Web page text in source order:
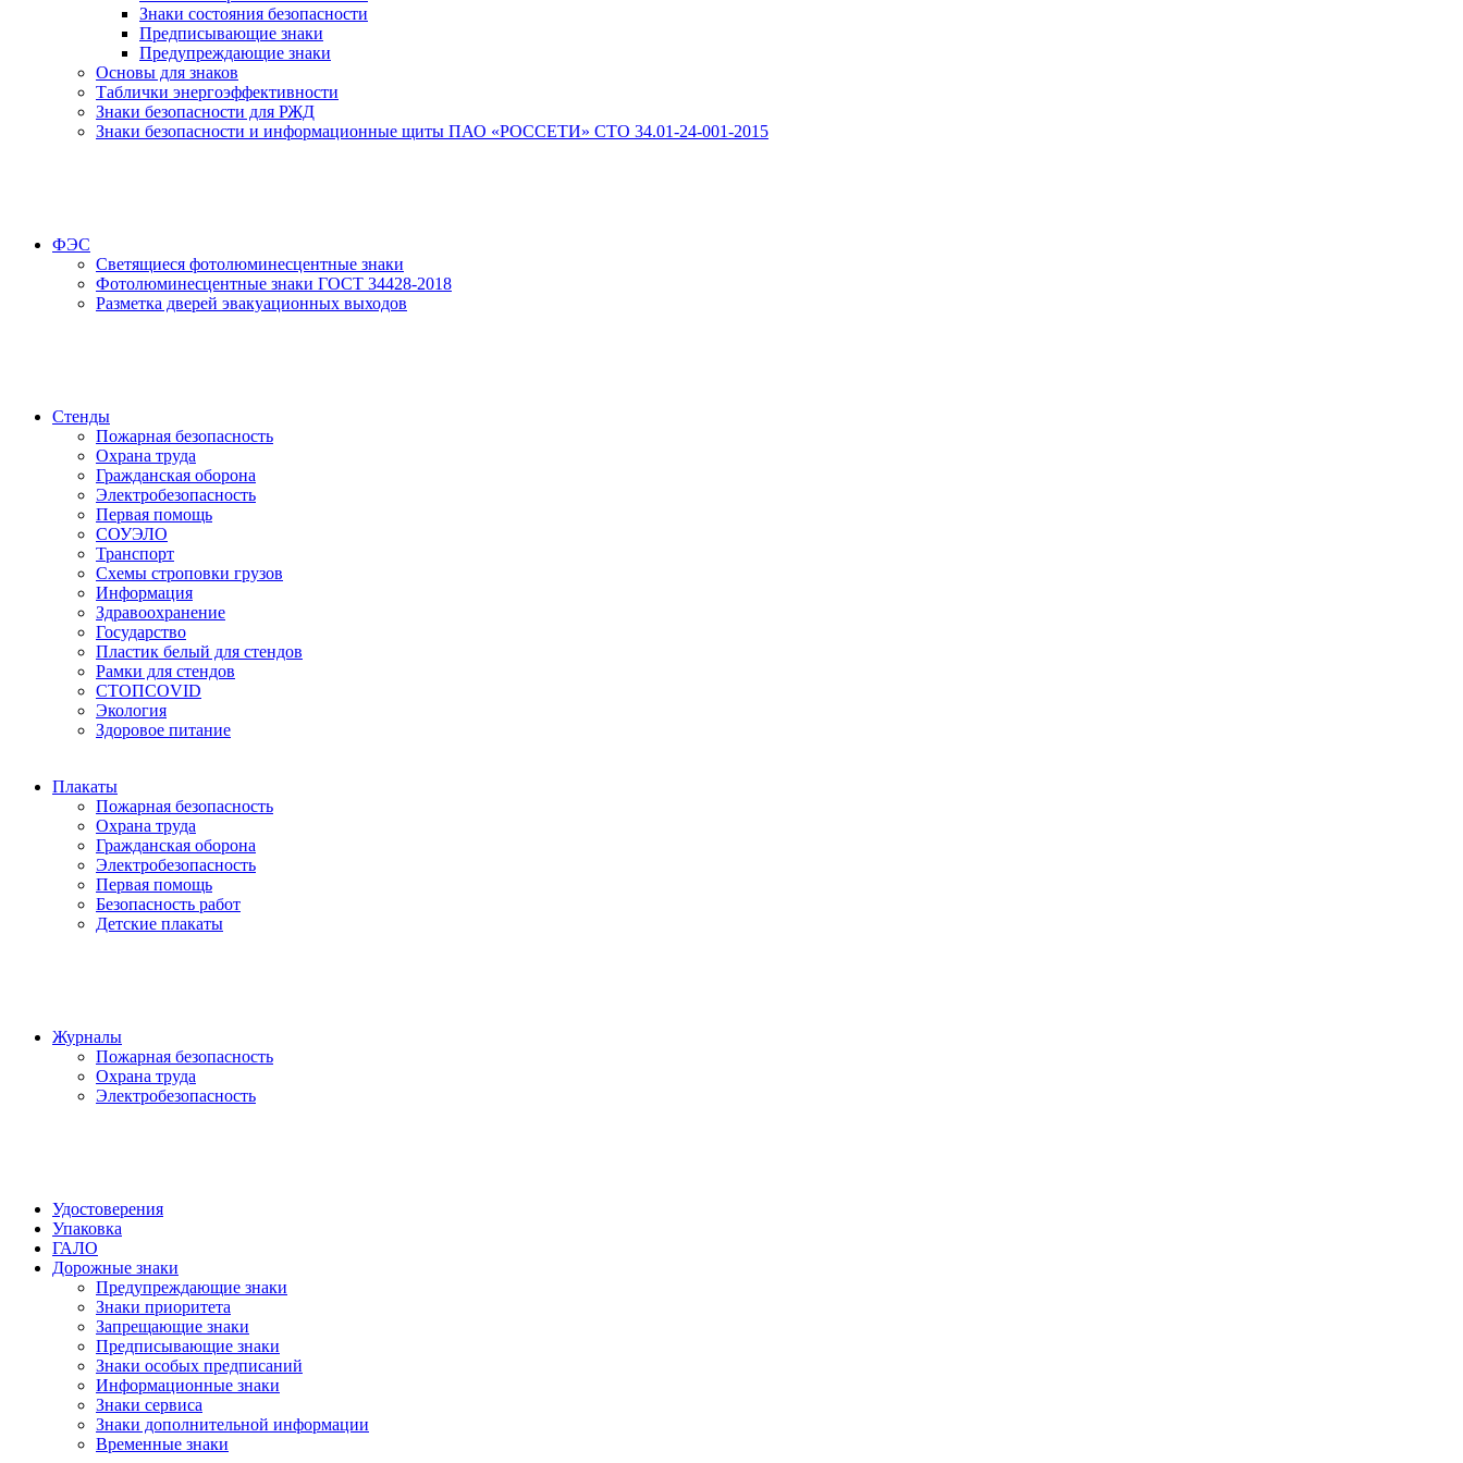
Знаки состояния безопасности
Предписывающие знаки
Предупреждающие знаки
Основы для знаков
Таблички энергоэффективности
Знаки безопасности для РЖД
Знаки безопасности и информационные щиты ПАО «РОССЕТИ» СТО 34.01-24-001-2015
ФЭС
Светящиеся фотолюминесцентные знаки
Фотолюминесцентные знаки ГОСТ 34428-2018
Разметка дверей эвакуационных выходов
Стенды
Пожарная безопасность
Охрана труда
Гражданская оборона
Электробезопасность
Первая помощь
СОУЭЛО
Транспорт
Схемы строповки грузов
Информация
Здравоохранение
Государство
Пластик белый для стендов
Рамки для стендов
СТОПCOVID
Экология
Здоровое питание
Плакаты
Пожарная безопасность
Охрана труда
Гражданская оборона
Электробезопасность
Первая помощь
Безопасность работ
Детские плакаты
Журналы
Пожарная безопасность
Охрана труда
Электробезопасность
Удостоверения
Упаковка
ГАЛО
Дорожные знаки
Предупреждающие знаки
Знаки приоритета
Запрещающие знаки
Предписывающие знаки
Знаки особых предписаний
Информационные знаки
Знаки сервиса
Знаки дополнительной информации
Временные знаки